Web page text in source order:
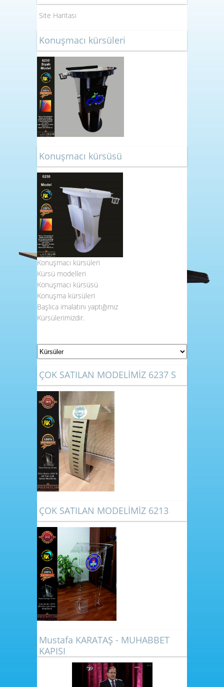
Site Haritası
Konuşmacı kürsüleri
Konuşmacı kürsüsü
Konuşmacı kürsüleri
Kürsü modelleri
Konuşmacı kürsüsü
Konuşma kürsüleri
Başlıca imalatını yaptığımız
Kürsülerimizdir.
ÇOK SATILAN MODELİMİZ 6237 S
ÇOK SATILAN MODELİMİZ 6213
Mustafa KARATAŞ - MUHABBET
KAPISI